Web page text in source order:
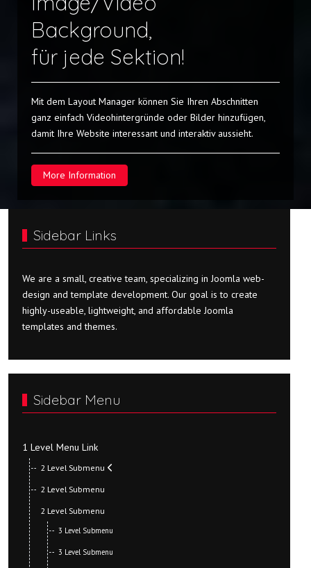
Background,
für jede Sektion!
Mit dem Layout Manager können Sie Ihren Abschnitten
ganz einfach Videohintergründe oder Bilder hinzufügen,
damit Ihre Website interessant und interaktiv aussieht.
More Information
Sidebar Links
We are a small, creative team, specializing in Joomla web-
design and template development. Our goal is to create
highly-useable, lightweight, and affordable Joomla
templates and themes.
Sidebar Menu
1 Level Menu Link
2 Level Submenu
2 Level Submenu
2 Level Submenu
3 Level Submenu
3 Level Submenu